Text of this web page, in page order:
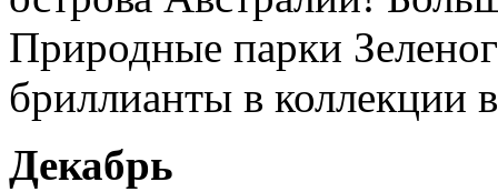
Природные парки
бриллианты в коллекции
Декабрь